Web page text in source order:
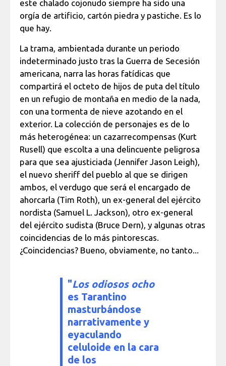
este chalado cojonudo siempre ha sido una
orgía de artificio, cartón piedra y pastiche. Es lo
que hay.
La trama, ambientada durante un periodo
indeterminado justo tras la Guerra de Secesión
americana, narra las horas fatídicas que
compartirá el octeto de hijos de puta del título
en un refugio de montaña en medio de la nada,
con una tormenta de nieve azotando en el
exterior. La colección de personajes es de lo
más heterogénea: un cazarrecompensas (Kurt
Rusell) que escolta a una delincuente peligrosa
para que sea ajusticiada (Jennifer Jason Leigh),
el nuevo sheriff del pueblo al que se dirigen
ambos, el verdugo que será el encargado de
ahorcarla (Tim Roth), un ex-general del ejército
nordista (Samuel L. Jackson), otro ex-general
del ejército sudista (Bruce Dern), y algunas otras
coincidencias de lo más pintorescas.
¿Coincidencias? Bueno, obviamente, no tanto...
"Los odiosos ocho
es Tarantino
masturbándose
narrativamente y
eyaculando
celuloide en la cara
de los